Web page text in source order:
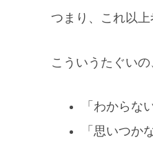
つまり、これ以
こういうたぐいの
「わからな
「思いつか